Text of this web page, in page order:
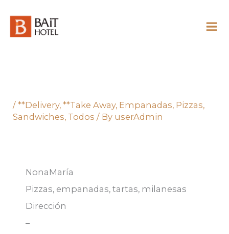
content
/**Delivery,**Take Away, Empanadas, Pizzas,
Sandwiches, Todos / By userAdmin
NonaMaría
Pizzas, empanadas, tartas, milanesas
Dirección
–